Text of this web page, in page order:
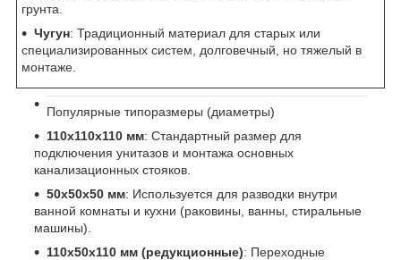
грунта.
Чугун: Традиционный материал для старых или
специализированных систем, долговечный, но тяжелый в
монтаже.
Популярные типоразмеры (диаметры)
110х110х110 мм: Стандартный размер для
подключения унитазов и монтажа основных
канализационных стояков.
50х50х50 мм: Используется для разводки внутри
ванной комнаты и кухни (раковины, ванны, стиральные
машины).
110х50х110 мм (редукционные): Переходные